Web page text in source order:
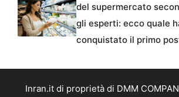
del supermercato
gli esperti: ecco quale
conquistato il primo
Inran.it di proprietà di DMM